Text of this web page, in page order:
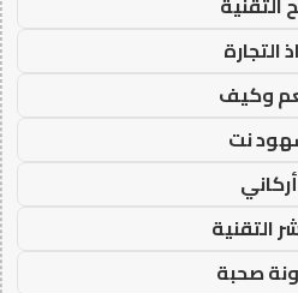
التجارة
وكيف
نت
أركاني
التقنية
صحبة